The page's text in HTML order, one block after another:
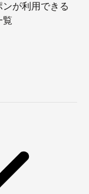
ンが利用できる
覧